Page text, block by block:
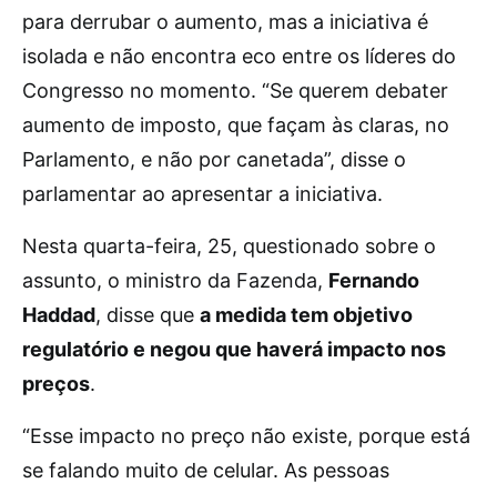
para derrubar o aumento, mas a iniciativa é
isolada e não encontra eco entre os líderes do
Congresso no momento. “Se querem debater
aumento de imposto, que façam às claras, no
Parlamento, e não por canetada”, disse o
parlamentar ao apresentar a iniciativa.
Nesta quarta-feira, 25, questionado sobre o
assunto, o ministro da Fazenda, Fernando
Haddad, disse que a medida tem objetivo
regulatório e negou que haverá impacto nos
preços.
“Esse impacto no preço não existe, porque está
se falando muito de celular. As pessoas